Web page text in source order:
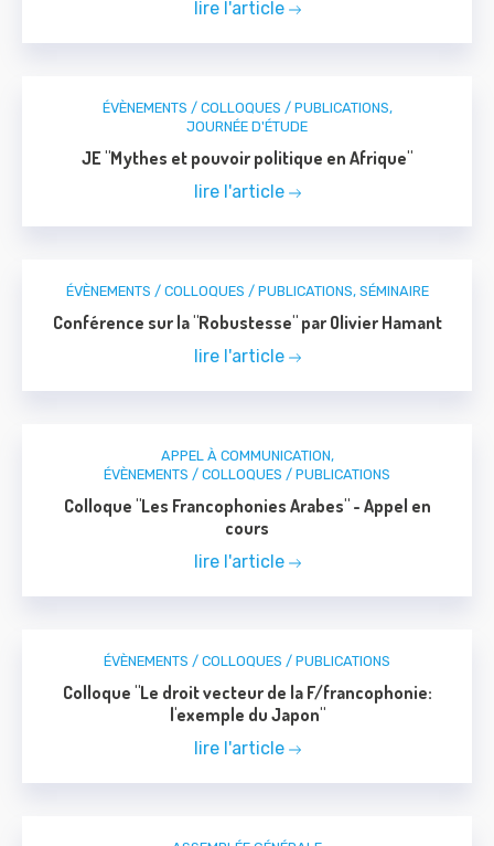
lire l'article
ÉVÈNEMENTS / COLLOQUES / PUBLICATIONS,
JOURNÉE D'ÉTUDE
JE "Mythes et pouvoir politique en Afrique"
lire l'article
ÉVÈNEMENTS / COLLOQUES / PUBLICATIONS, SÉMINAIRE
Conférence sur la "Robustesse" par Olivier Hamant
lire l'article
APPEL À COMMUNICATION,
ÉVÈNEMENTS / COLLOQUES / PUBLICATIONS
Colloque "Les Francophonies Arabes" - Appel en
cours
lire l'article
ÉVÈNEMENTS / COLLOQUES / PUBLICATIONS
Colloque "Le droit vecteur de la F/francophonie:
l'exemple du Japon"
lire l'article